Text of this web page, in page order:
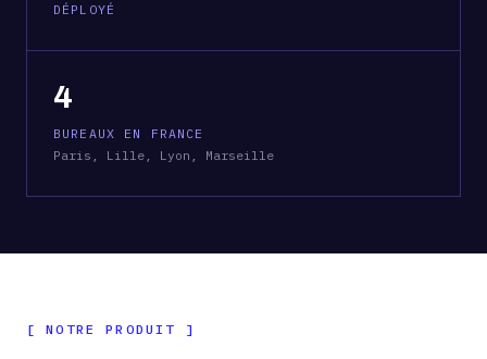
DÉPLOYÉ
4
BUREAUX EN FRANCE
Paris, Lille, Lyon, Marseille
NOTRE PRODUIT